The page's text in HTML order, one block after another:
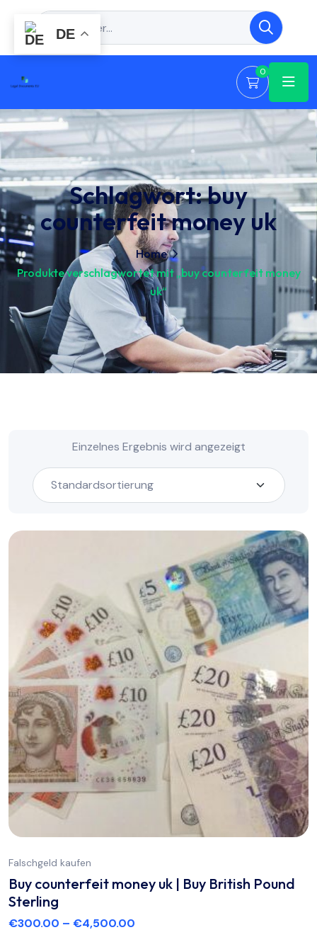
0
Schlagwort:buy
counterfeit money uk
Home
Produkte verschlagwortet mit „buy counterfeit money
uk“
Einzelnes Ergebnis wird angezeigt
Falschgeld kaufen
Buy counterfeit money uk | Buy British Pound
Sterling
€300.00 – €4,500.00
DE